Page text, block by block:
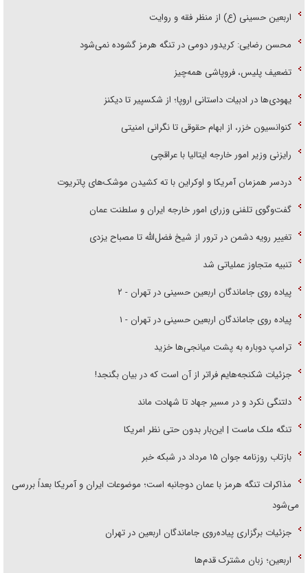
اربعین حسینی (ع) از منظر فقه و روایت
محسن رضایی: کریدور دومی در تنگه هرمز گشوده نمی‌شود
تضعیف پلیس، فروپاشی همه‌چیز
یهودی‌ها در ادبیات داستانی اروپا؛ از شکسپیر تا دیکنز
کنوانسیون خزر، از ابهام حقوقی تا نگرانی امنیتی
رایزنی وزیر امور خارجه ایتالیا با عراقچی
دردسر همزمان آمریکا و اوکراین با ته کشیدن موشک‌های پاتریوت
گفت‌وگوی تلفنی وزرای امور خارجه ایران و سلطنت عمان
تغییر رویه دشمن در ترور از شیخ فضل‌الله تا مصباح یزدی
تنبیه متجاوز عملیاتی شد
پیاده روی جاماندگان اربعین حسینی در تهران - ۲
پیاده روی جاماندگان اربعین حسینی در تهران - ۱
ترامپ دوباره به پشت میانجی‌ها خزید
جزئیات شکنجه‌هایم فراتر از آن است که در بیان بگنجد!
دلتنگی نکرد و در مسیر جهاد تا شهادت ماند
تنگه ملک ماست | این‌بار بدون حتی نظر امریکا
بازتاب روزنامه جوان ۱۵ مرداد در شبکه خبر
مذاکرات تنگه هرمز با عمان دوجانبه است؛ موضوعات ایران و آمریکا بعداً بررسی
می‌شود
جزئیات برگزاری پیاده‌روی جاماندگان اربعین در تهران
اربعین؛ زبان مشترک قدم‌ها